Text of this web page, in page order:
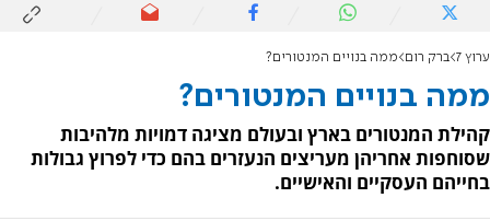
ערוץ 7 ברק רום ממה בנויים המנטורים?
ממה בנויים המנטורים?
קהילת המנטורים בארץ ובעולם מציגה דמויות מלהיבות
שסוחפות אחריהן מעריצים הנעזרים בהם כדי לפרוץ גבולות
בחייהם העסקיים והאישיים.